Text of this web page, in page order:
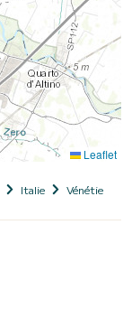
Leaflet
Italie Vénétie